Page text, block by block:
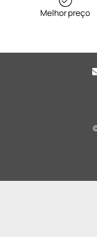
Melhor preço